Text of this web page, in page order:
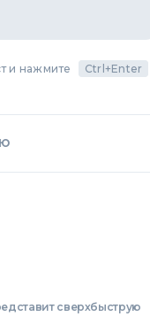
и нажмите Ctrl+Enter
сверхбыструю